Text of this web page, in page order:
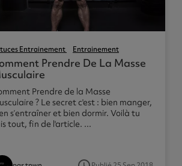
Entrainement Entrainement
Prendre De La Masse
Prendre de la Masse
? Le secret c'est : bien manger,
s’entraîner et bien dormir. Voilà tu
tout, fin de l'article. ...